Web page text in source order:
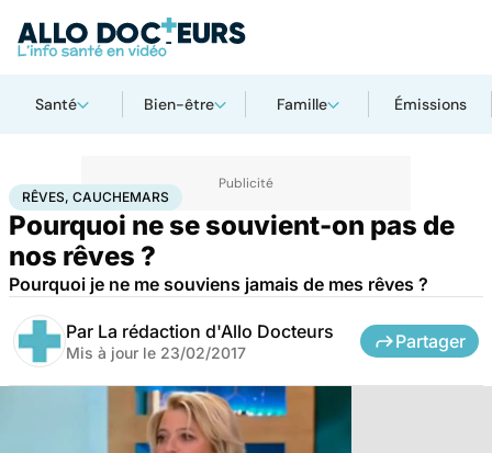
Santé Bien-être Famille Émissions
Accueil Bien-êtrePsychoRêves, cauchemars
RÊVES, CAUCHEMARS
Pourquoi ne se souvient-on pas de
nos rêves ?
Pourquoi je ne me souviens jamais de mes rêves ?
Par La rédaction d'Allo Docteurs
Mis à jour le 23/02/2017
Partager